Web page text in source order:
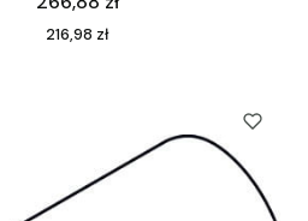
Cena
216,98 zł